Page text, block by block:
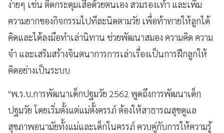
ง่ายๆ เช่น ติดกระดุมเสื้อด้วยตนเอง สวมรองเท้า และเพิ่ม
ความยากของกิจกรรมไปทีละนิดตามวัย เพื่อท้าทายให้ลูกได้
คิดและได้ลงมือทำเล่านิทาน ช่วยพัฒนาสมอง ความคิด ความ
จำ และเสริมสร้างจินตนาการการเล่าเรื่องเป็นการฝึกลูกให้
คิดอย่างเป็นระบบ
"พ.ร.บ.การพัฒนาเด็กปฐมวัย 2562 พูดถึงการพัฒนาเด็ก
ปฐมวัย โดยเริ่มตั้งแต่แม่ตั้งครรภ์ ต้องให้สาธารณสุขดูแล
สุขภาพอนามัยทั้งแม่และเด็กในครรภ์ ควบคู่กับการให้ความรู้